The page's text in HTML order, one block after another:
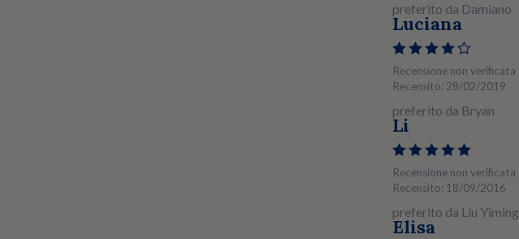
preferito da Damiano
Luciana
Recensione non verificata
Recensito: 28/02/2019
preferito da Bryan
Li
Recensione non verificata
Recensito: 18/09/2016
preferito da Liu Yiming
Elisa